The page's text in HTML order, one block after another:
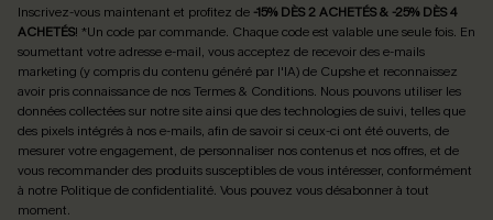
Inscrivez-vous maintenant et profitez de -15% DÈS 2 ACHETÉS & -25% DÈS 4
ACHETÉS! *Un code par commande. Chaque code est valable une seule fois. En
soumettant votre adresse e-mail, vous acceptez de recevoir des e-mails
marketing (y compris du contenu généré par l'IA) de Cupshe et reconnaissez
avoir pris connaissance de nosTermes & Conditions. Nous pouvons utiliser les
données collectées sur notre site ainsi que des technologies de suivi, telles que
des pixels intégrés à nos e-mails, afin de savoir si ceux-ci ont été ouverts, de
mesurer votre engagement, de personnaliser nos contenus et nos offres, et de
vous recommander des produits susceptibles de vous intéresser, conformément
à notre Politique de confidentialité. Vous pouvez vous désabonner à tout
moment.